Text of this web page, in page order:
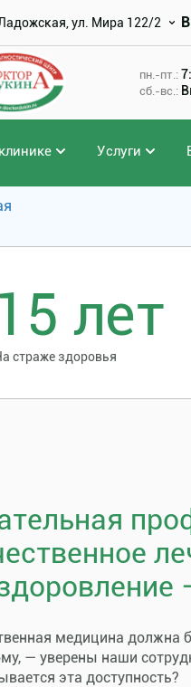
ул. Мира 122/2
пн.-пт.:
сб.-вс.:
Услуги
анализы для удаления
15 лет
страже здоровья
медицина должна
— уверены наши
эта доступность?